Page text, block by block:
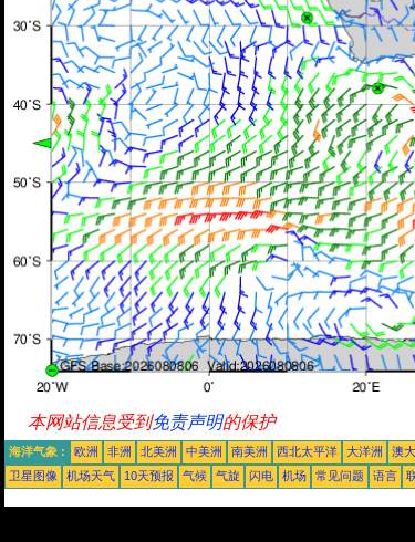
本网站信息受到免责声明的保护
海洋气象 : 欧洲 非洲 北美洲 中美洲 南美洲 西北太平洋 大洋洲 澳
卫星图像
机场天气 10天预报 气候 气旋 闪电 机场 常见问题 语言